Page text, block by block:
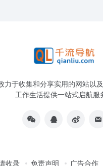
力于收集和分享实用的网站以
工作生活提供一站式启航服
收录 免责声明 广告合作